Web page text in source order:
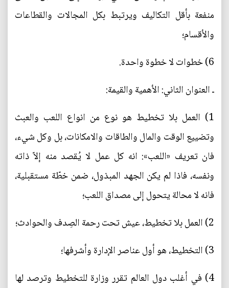
منفعة بأقل التكاليف ويرتبط بكل المجالات والقطاعات
والأقسام؛
6) خطوات لا خطوة واحدة.
ـ العنوان الثاني: الأهمية والقيمة:
1) العمل بلا تخطيط هو نوع من انواع اللعب والعبث
وتضييع الوقت والمال والطاقات والامكانات، بل وكل شيء،
فان تعريف «اللعب»: انه كل عمل لا يُقصد منه إلاّ ذاته
ونفسه، فاذا لم يكن الجهد المبذول، ضمن خطّة مستقبلية،
فانه لا محالة يتحول إلى مصداق اللعب؛
2) العمل بلا تخطيط، عيش تحت رحمة الصِدف والحوادث؛
3) التخطيط، هو أول عناصر الإدارة وأشرفها؛
4) في أغلب دول العالم تقرر وزارة للتخطيط وترصد لها